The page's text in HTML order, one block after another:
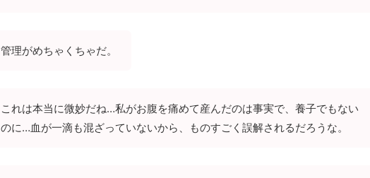
管理がめちゃくちゃだ。
これは本当に微妙だね…私がお腹を痛めて産んだのは事実で、養子でもない
のに…血が一滴も混ざっていないから、ものすごく誤解されるだろうな。